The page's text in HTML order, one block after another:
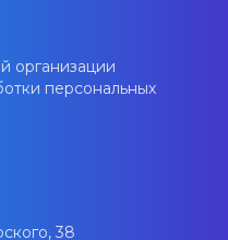
организации
персональных
38